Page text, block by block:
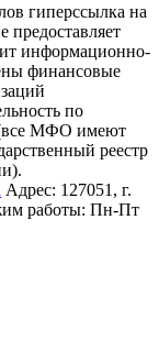
гиперссылка на
предоставляет
информационно-
финансовые
по
(все МФО имеют
реестр
Адрес: 127051, г.
работы: Пн-Пт